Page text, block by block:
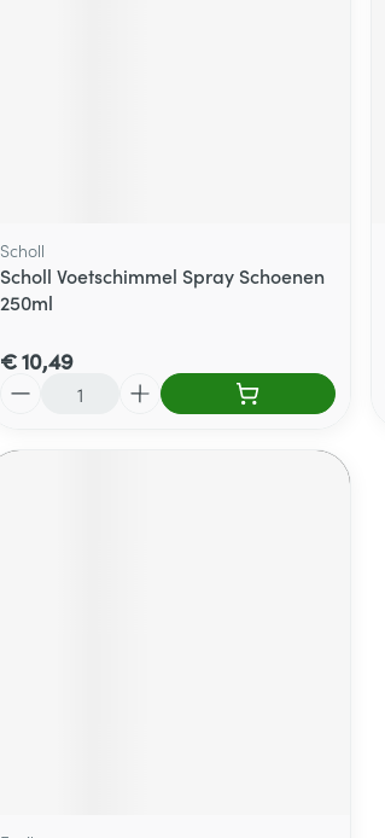
Scholl
Scholl Voetschimmel Spray Schoenen
250ml
€ 10,49